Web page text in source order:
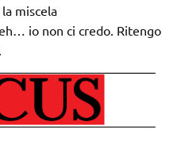
miscela
io non ci credo. Ritengo